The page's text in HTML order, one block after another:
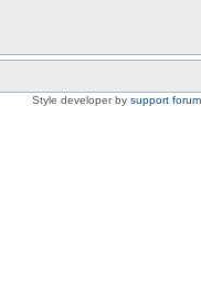
Style developer by support